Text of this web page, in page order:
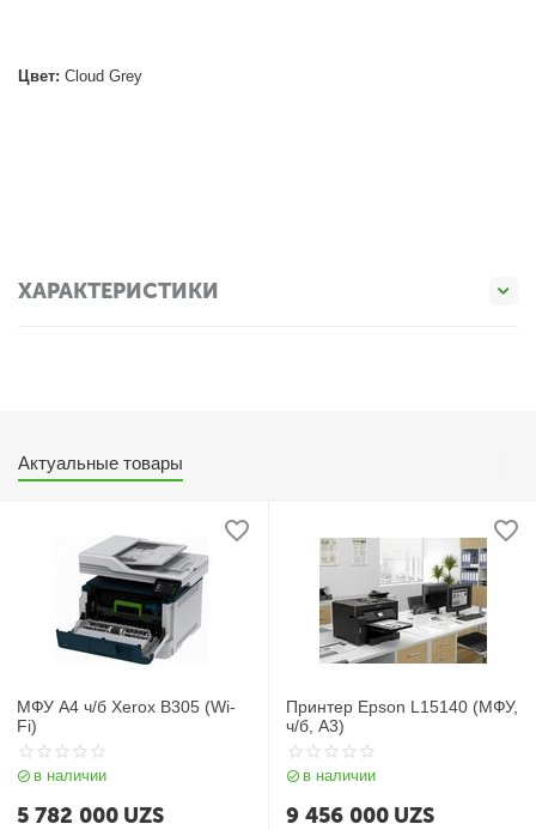
Цвет: Cloud Grey
ХАРАКТЕРИСТИКИ
Актуальные товары
МФУ А4 ч/б Xerox B305 (Wi-
Fi)
в наличии
5 782 000 UZS
Принтер Epson L15140 (МФУ,
ч/б, A3)
в наличии
9 456 000 UZS